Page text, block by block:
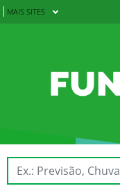
MAIS SITES